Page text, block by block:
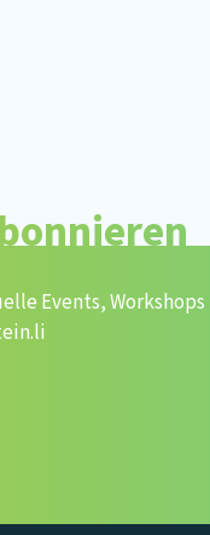
Events, Workshops